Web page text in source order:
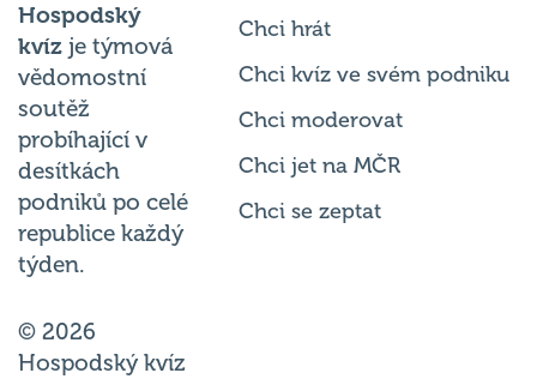
Hospodský
kvíz je týmová
vědomostní
soutěž
probíhající v
desítkách
podniků po celé
republice každý
týden.
© 2026
Hospodský kvíz
Chci hrát
Chci kvíz ve svém podniku
Chci moderovat
Chci jet na MČR
Chci se zeptat